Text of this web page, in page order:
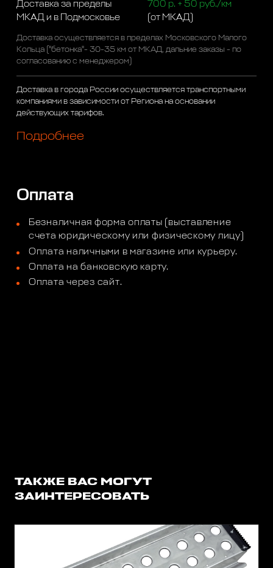
Доставка за пределы
МКАД и в Подмосковье
700 р. + 50 руб./км
(от МКАД)
Доставка осуществляется в пределах Московского Малого
Кольца ("бетонка"- 30-35 км от МКАД, дальние заказы - по
согласованию с менеджером)
Доставка в города России осуществляется транспортными
компаниями в зависимости от Региона на основании
действующих тарифов.
Подробнее
Оплата
Безналичная форма оплаты (выставление
счета юридическому или физическому лицу)
Оплата наличными в магазине или курьеру.
Оплата на банковскую карту.
Оплата через сайт.
ТАКЖЕ ВАС МОГУТ
ЗАИНТЕРЕСОВАТЬ